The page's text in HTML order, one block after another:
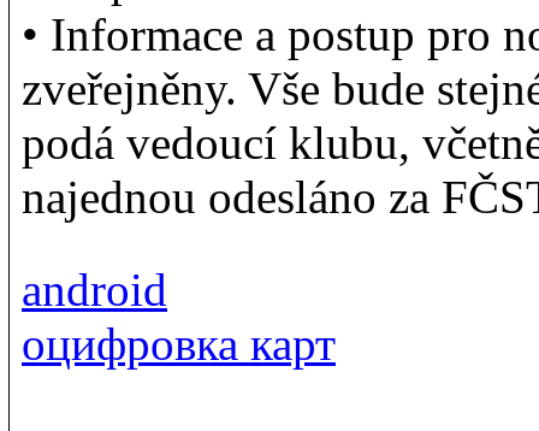
• Informace a postup pro
zveřejněny. Vše bude
podá vedoucí klubu,
najednou odesláno za
android
оцифровка карт